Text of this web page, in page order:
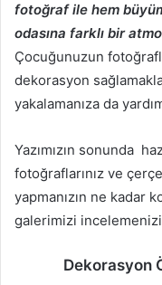
fotoğraf ile hem
odasına farklı bir
Çocuğunuzun
dekorasyon
yakalamanıza da
Yazımızın sonunda
fotoğraflarınız ve
yapmanızın ne kadar
galerimizi
Dekorasyon